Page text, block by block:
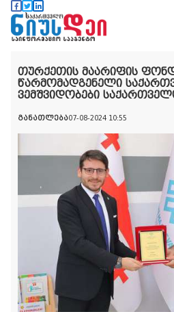
თურქეთის მაარიფის
წარმომადგენელი
ვემშვიდობები
განათლება07-08-2024 10:55